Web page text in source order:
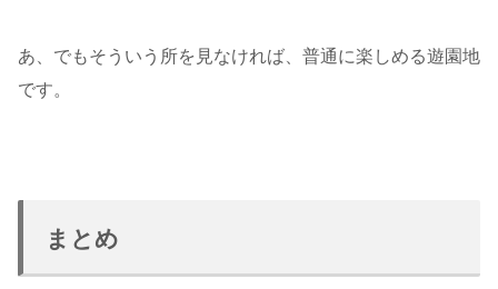
あ、でもそういう所を見なければ、普通に楽しめる遊園地
です。
まとめ